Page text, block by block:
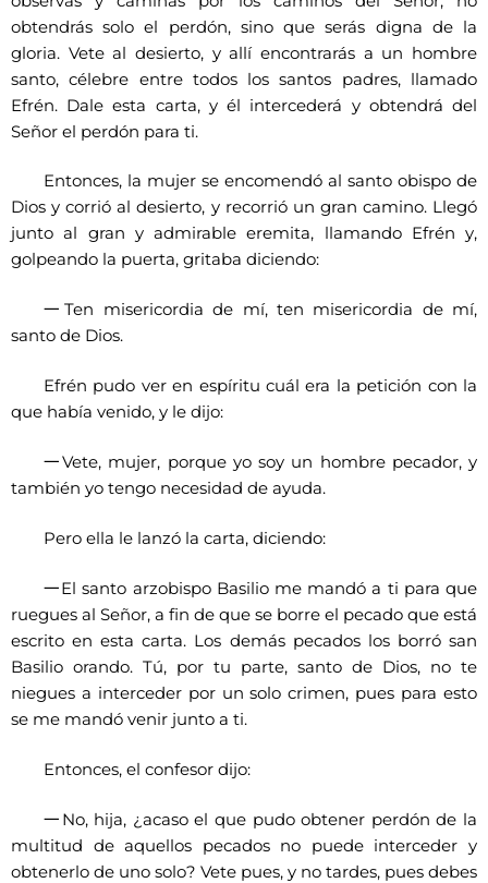
obtendrás solo el perdón, sino que serás digna de la
gloria. Vete al desierto, y allí encontrarás a un hombre
santo, célebre entre todos los santos padres, llamado
Efrén. Dale esta carta, y él intercederá y obtendrá del
Señor el perdón para ti.
Entonces, la mujer se encomendó al santo obispo de
Dios y corrió al desierto, y recorrió un gran camino. Llegó
junto al gran y admirable eremita, llamando Efrén y,
golpeando la puerta, gritaba diciendo:
一Ten misericordia de mí, ten misericordia de mí,
santo de Dios.
Efrén pudo ver en espíritu cuál era la petición con la
que había venido, y le dijo:
一Vete, mujer, porque yo soy un hombre pecador, y
también yo tengo necesidad de ayuda.
Pero ella le lanzó la carta, diciendo:
一El santo arzobispo Basilio me mandó a ti para que
ruegues al Señor, a fin de que se borre el pecado que está
escrito en esta carta. Los demás pecados los borró san
Basilio orando. Tú, por tu parte, santo de Dios, no te
niegues a interceder por un solo crimen, pues para esto
se me mandó venir junto a ti.
Entonces, el confesor dijo:
一 No, hija, ¿acaso el que pudo obtener perdón de la
multitud de aquellos pecados no puede interceder y
obtenerlo de uno solo? Vete pues, y no tardes, pues debes